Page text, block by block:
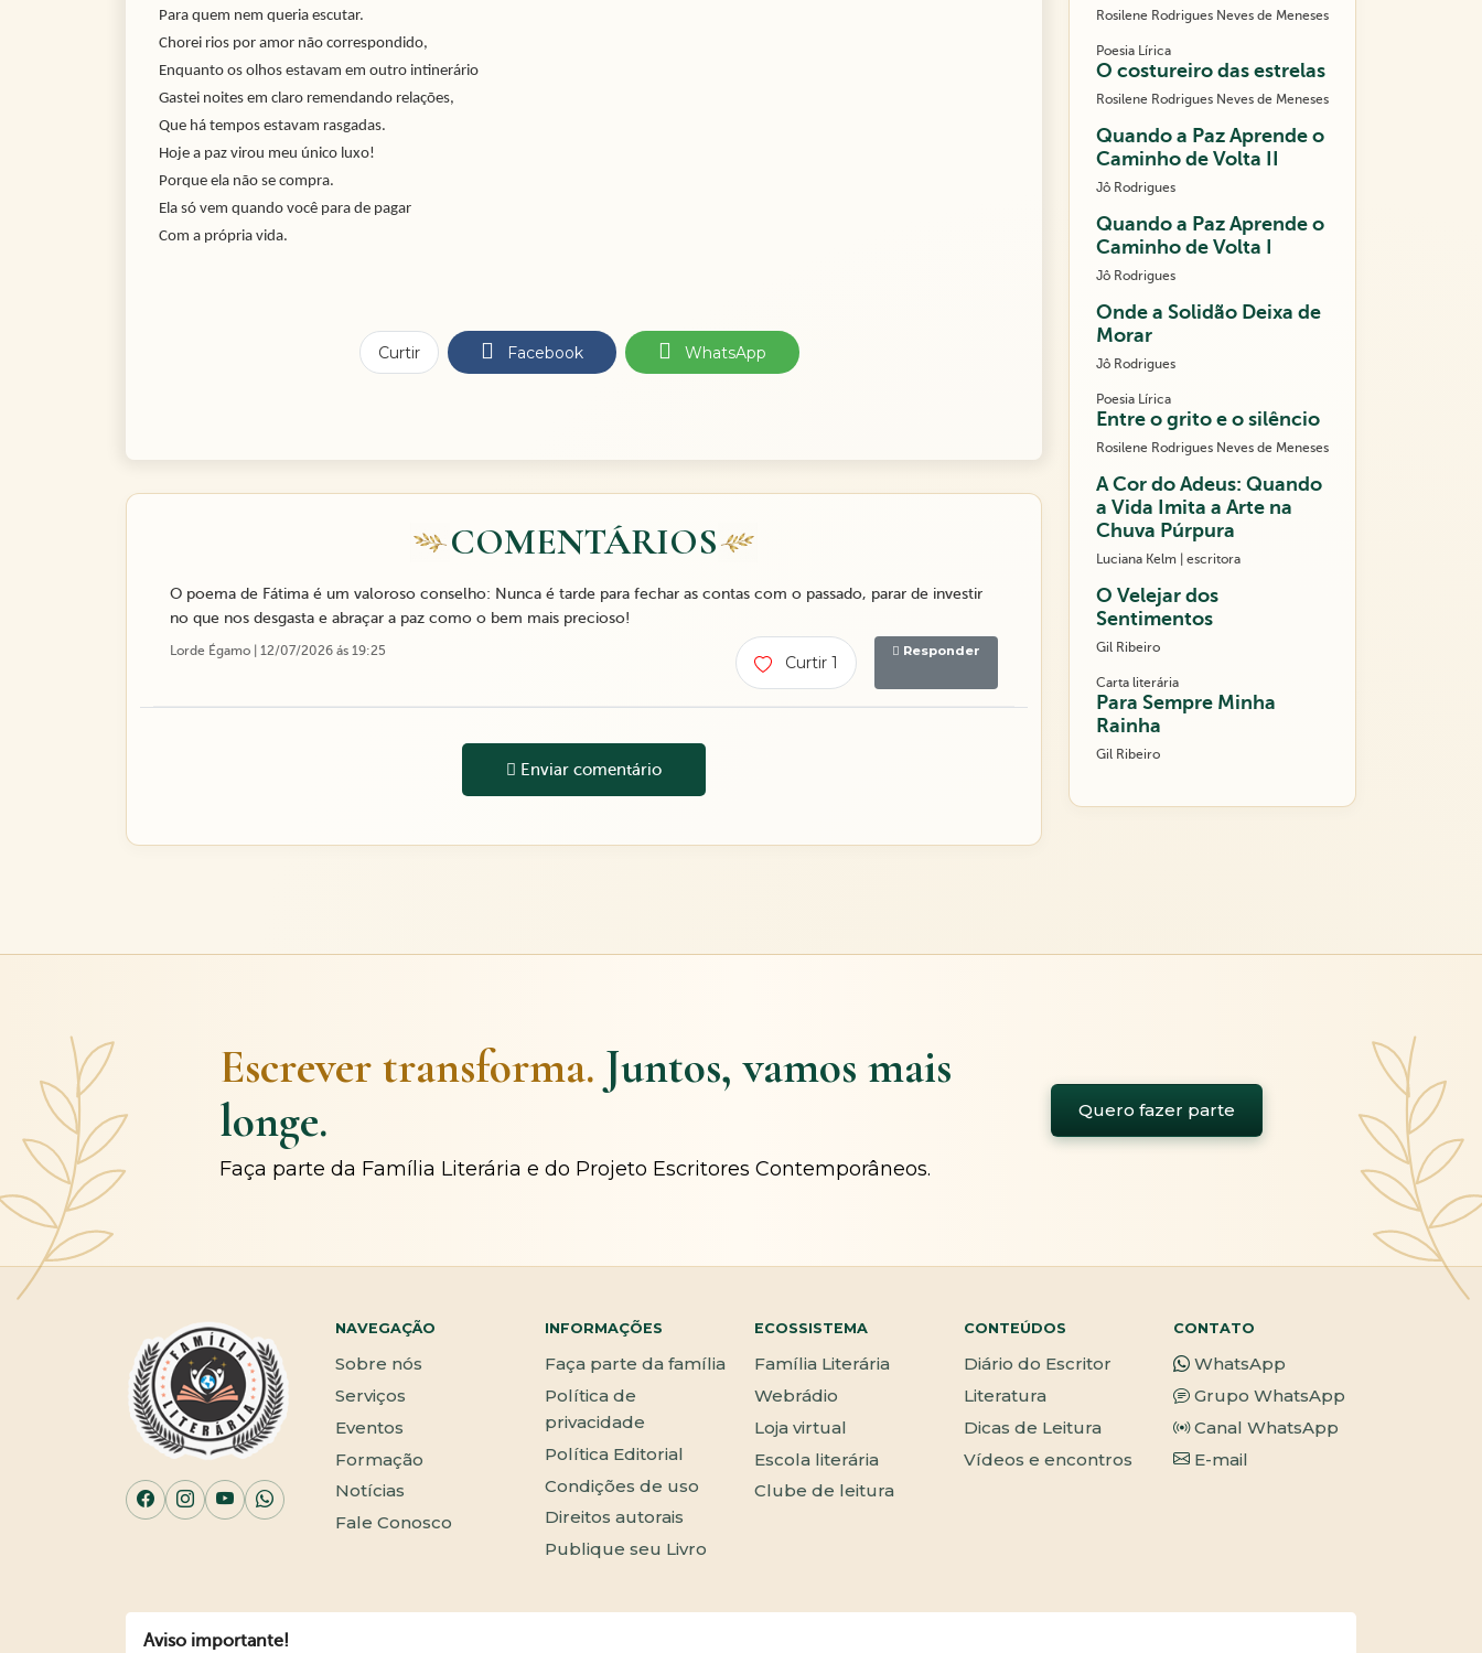
Para quem nem queria escutar.
Chorei rios por amor não correspondido,
Enquanto os olhos estavam em outro intinerário
Gastei noites em claro remendando relações,
Que há tempos estavam rasgadas.
Hoje a paz virou meu único luxo!
Porque ela não se compra.
Ela só vem quando você para de pagar
Com a própria vida.
Curtir Facebook WhatsApp
COMENTÁRIOS
O poema de Fátima é um valoroso conselho: Nunca é tarde para fechar as contas com o passado, parar de investir
no que nos desgasta e abraçar a paz como o bem mais precioso!
Lorde Égamo | 12/07/2026 ás 19:25
Curtir 1
Responder
Enviar comentário
Rosilene Rodrigues Neves de Meneses
Poesia Lírica
O costureiro das estrelas
Rosilene Rodrigues Neves de Meneses
Quando a Paz Aprende o
Caminho de Volta II
Jô Rodrigues
Quando a Paz Aprende o
Caminho de Volta I
Jô Rodrigues
Onde a Solidão Deixa de
Morar
Jô Rodrigues
Poesia Lírica
Entre o grito e o silêncio
Rosilene Rodrigues Neves de Meneses
A Cor do Adeus: Quando
a Vida Imita a Arte na
Chuva Púrpura
Luciana Kelm | escritora
O Velejar dos
Sentimentos
Gil Ribeiro
Carta literária
Para Sempre Minha
Rainha
Gil Ribeiro
Escrever transforma. Juntos, vamos mais
longe.
Faça parte da Família Literária e do Projeto Escritores Contemporâneos.
Quero fazer parte
NAVEGAÇÃO
Sobre nós
Serviços
Eventos
Formação
Notícias
Fale Conosco
INFORMAÇÕES
Faça parte da família
Política de
privacidade
Política Editorial
Condições de uso
Direitos autorais
Publique seu Livro
ECOSSISTEMA
Família Literária
Webrádio
Loja virtual
Escola literária
Clube de leitura
CONTEÚDOS
Diário do Escritor
Literatura
Dicas de Leitura
Vídeos e encontros
CONTATO
WhatsApp
Grupo WhatsApp
Canal WhatsApp
E-mail
Aviso importante!